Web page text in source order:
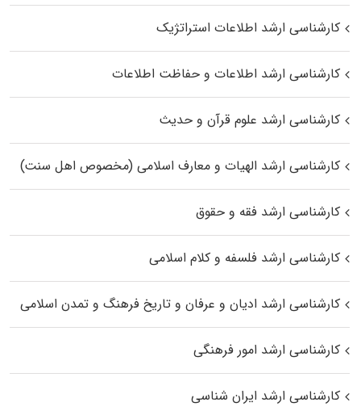
کارشناسی ارشد اطلاعات استراتژیک
کارشناسی ارشد اطلاعات و حفاظت اطلاعات
کارشناسی ارشد علوم قرآن و حدیث
کارشناسی ارشد الهیات و معارف اسلامی (مخصوص اهل سنت)
کارشناسی ارشد فقه و حقوق
کارشناسی ارشد فلسفه و کلام اسلامی
کارشناسی ارشد ادیان و عرفان و تاریخ فرهنگ و تمدن اسلامی
کارشناسی ارشد امور فرهنگی
کارشناسی ارشد ایران شناسی